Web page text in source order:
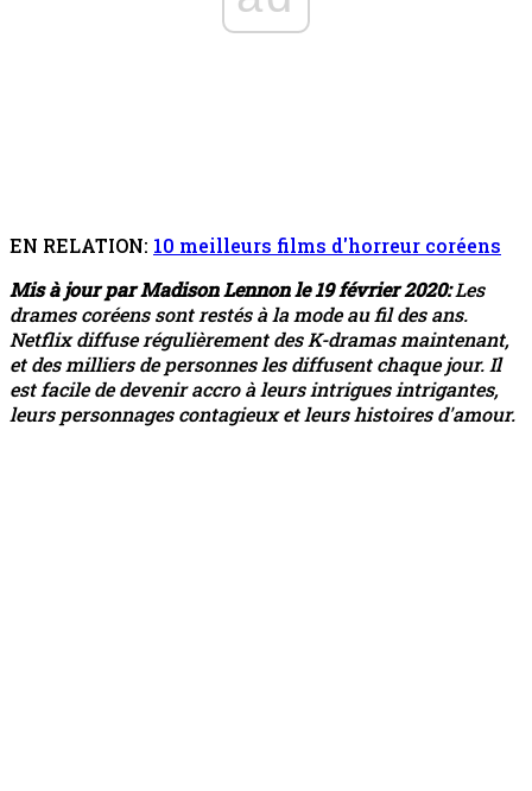
EN RELATION: 10 meilleurs films d'horreur coréens
Mis à jour par Madison Lennon le 19 février 2020:Les
drames coréens sont restés à la mode au fil des ans.
Netflix diffuse régulièrement des K-dramas maintenant,
et des milliers de personnes les diffusent chaque jour. Il
est facile de devenir accro à leurs intrigues intrigantes,
leurs personnages contagieux et leurs histoires d'amour.